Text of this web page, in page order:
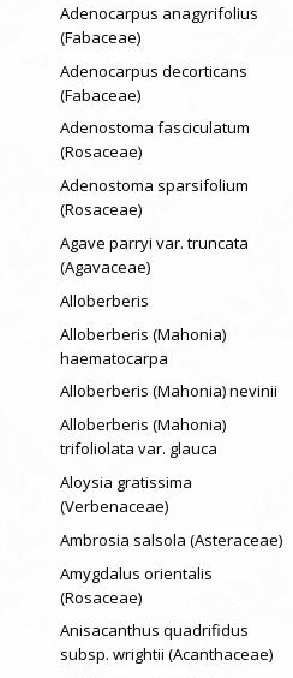
Adenocarpus anagyrifolius
(Fabaceae)
Adenocarpus decorticans
(Fabaceae)
Adenostoma fasciculatum
(Rosaceae)
Adenostoma sparsifolium
(Rosaceae)
Agave parryi var. truncata
(Agavaceae)
Alloberberis
Alloberberis (Mahonia)
haematocarpa
Alloberberis (Mahonia) nevinii
Alloberberis (Mahonia)
trifoliolata var. glauca
Aloysia gratissima
(Verbenaceae)
Ambrosia salsola (Asteraceae)
Amygdalus orientalis
(Rosaceae)
Anisacanthus quadrifidus
subsp. wrightii (Acanthaceae)